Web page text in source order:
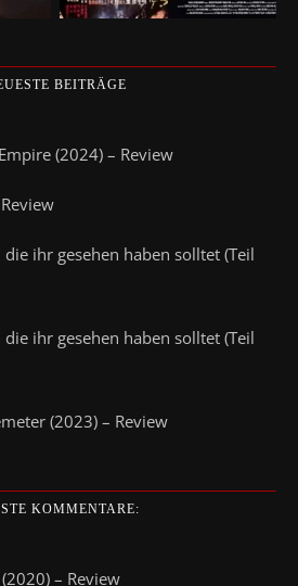
BEITRÄGE
(2024) – Review
ihr gesehen haben solltet (Teil
ihr gesehen haben solltet (Teil
(2023) – Review
KOMMENTARE:
– Review